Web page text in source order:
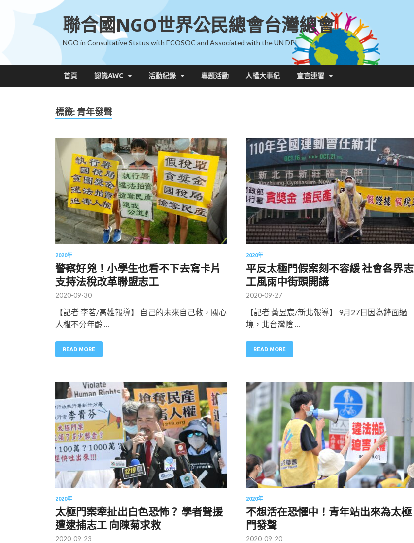
聯合國NGO世界公民總會台灣總會
NGO in Consultative Status with ECOSOC and Associated with the UN DPI
首頁 認識AWC 活動紀錄 專題活動 人權大事紀 宣言連署
標籤: 青年發聲
2020年
警察好兇！小學生也看不下去寫卡片
支持法稅改革聯盟志工
2020-09-30
【記者 李茗/高雄報導】 自己的未來自己救，關心
人權不分年齡 …
READ MORE
2020年
平反太極門假案刻不容緩 社會各界志
工風雨中街頭開講
2020-09-27
【記者 黃昱宸/新北報導】 9月27日因為鋒面過
境，北台灣陰 …
READ MORE
2020年
太極門案牽扯出白色恐怖？ 學者聲援
遭逮捕志工 向陳菊求救
2020-09-23
2020年
不想活在恐懼中！青年站出來為太極
門發聲
2020-09-20